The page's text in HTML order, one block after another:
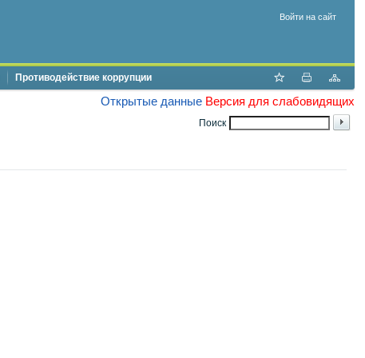
Войти на сайт
Противодействие коррупции
Открытые данные Версия для слабовидящих
Поиск